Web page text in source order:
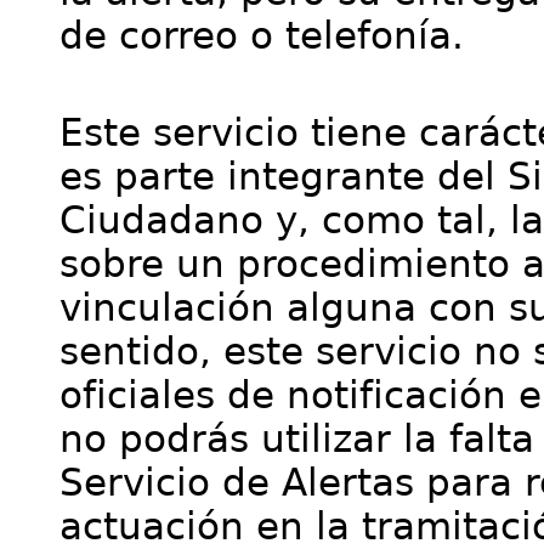
de correo o telefonía.
Este servicio tiene
es parte integrante del
Ciudadano y, como tal,
sobre un procedimiento
vinculación alguna con
sentido, este servicio no
oficiales de notificación
no podrás utilizar la
Servicio de Alertas para
actuación en la